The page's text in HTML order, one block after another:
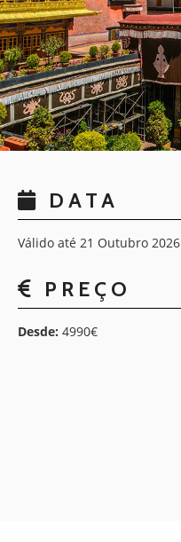
DATA
Válido até 21 Outubro 2026
PREÇO
Desde: 4990€